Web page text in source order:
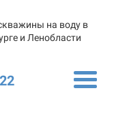
на воду в
и Ленобласти